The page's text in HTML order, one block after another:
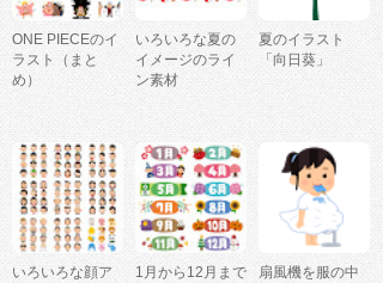
ONE PIECEのイ
ラスト（まと
め）
いろいろな夏の
イメージのライ
ン素材
夏のイラスト
「向日葵」
いろいろな顔ア
1月から12月まで
扇風機を服の中